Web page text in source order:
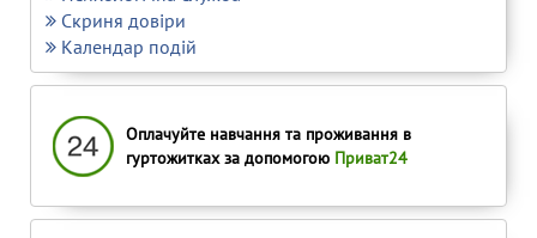
Скриня довіри
Календар подій
Оплачуйте навчання та проживання в
гуртожитках за допомогою Приват24